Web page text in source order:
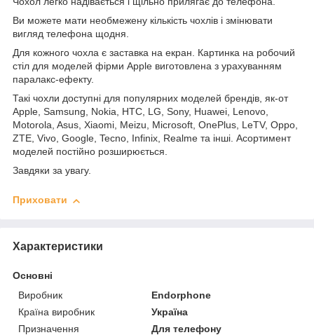
Ви можете мати необмежену кількість чохлів і змінювати
вигляд телефона щодня.
Для кожного чохла є заставка на екран. Картинка на робочий
стіл для моделей фірми Apple виготовлена з урахуванням
паралакс-ефекту.
Такі чохли доступні для популярних моделей брендів, як-от
Apple, Samsung, Nokia, HTC, LG, Sony, Huawei, Lenovo,
Motorola, Asus, Xiaomi, Meizu, Microsoft, OnePlus, LeTV, Oppo,
ZTE, Vivo, Google, Tecno, Infinix, Realme та інші. Асортимент
моделей постійно розширюється.
Завдяки за увагу.
Приховати
Характеристики
Основні
Виробник
Endorphone
Країна виробник
Україна
Призначення
Для телефону